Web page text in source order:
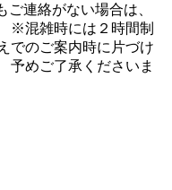
連絡がない場合は、
※混雑時には２時間制
でのご案内時に片づけ
予めご了承くださいま